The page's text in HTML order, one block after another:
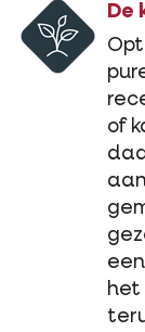
De
of
het